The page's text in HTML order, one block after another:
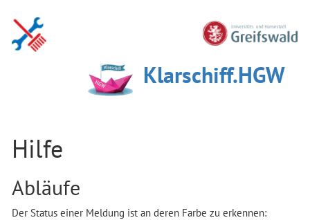
Klarschiff.HGW
Hilfe
Abläufe
Der Status einer Meldung ist an deren Farbe zu erkennen: